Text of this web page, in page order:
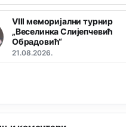
VIII меморијални турнир
„Веселинка Слијепчевић
Обрадовић“
21.08.2026.